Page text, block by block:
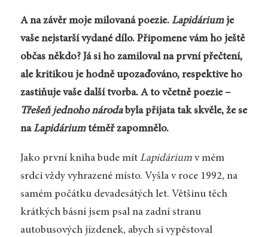
A na závěr moje milovaná poezie. Lapidáriumje
vaše nejstarší vydané dílo. Připomene vám ho ještě
občas někdo? Já si ho zamiloval na první přečtení,
ale kritikou je hodně upozaďováno, respektive ho
zastiňuje vaše další tvorba. A to včetně poezie –
Třešeň jednoho národabyla přijata tak skvěle, že se
naLapidáriumtéměř zapomnělo.
Jako první kniha bude mít Lapidáriumv mém
srdci vždy vyhrazené místo. Vyšla v roce 1992, na
samém počátku devadesátých let. Většinu těch
krátkých básní jsem psal na zadní stranu
autobusových jízdenek, abych si vypěstoval